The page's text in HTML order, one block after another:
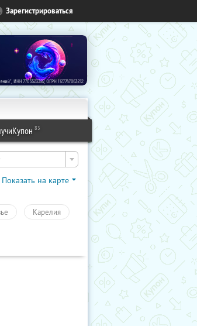
Зарегистрироваться
83
Показать на карте
Карелия